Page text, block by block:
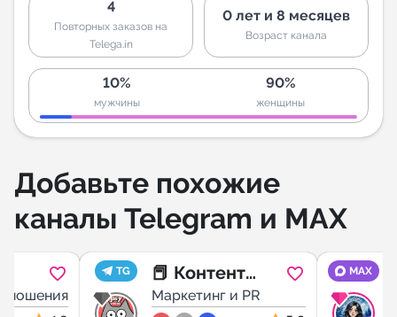
4
Повторных заказов на
Telega.in
0 лет и 8 месяцев
Возраст канала
10%
мужчины
90%
женщины
Добавьте похожие
каналы Telegram и MAX
TG
📕 Контент
психологу для
Маркетинг и PR
MAX